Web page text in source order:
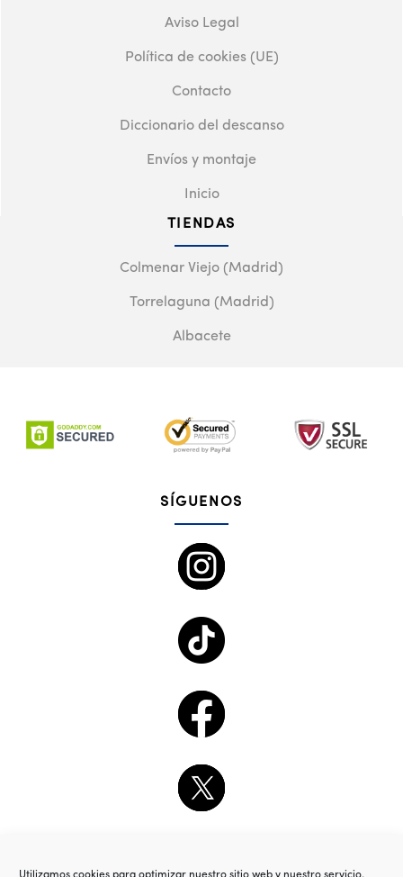
Aviso Legal
Política de cookies (UE)
Contacto
Diccionario del descanso
Envíos y montaje
Inicio
TIENDAS
Colmenar Viejo (Madrid)
Torrelaguna (Madrid)
Albacete
SÍGUENOS